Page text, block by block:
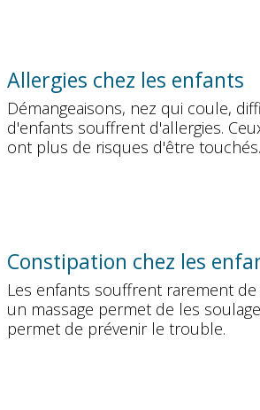
Allergies chez les enfants
Démangeaisons, nez qui coule,
d'enfants souffrent d'allergies.
ont plus de risques d'être touchés.
Constipation chez les
Les enfants souffrent rarement de
un massage permet de les
permet de prévenir le trouble.